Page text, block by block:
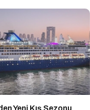
Yeni Kış Sezonu